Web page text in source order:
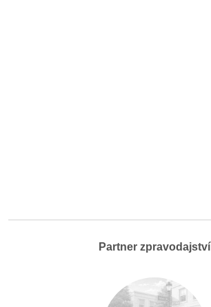
Partner zpravodajství